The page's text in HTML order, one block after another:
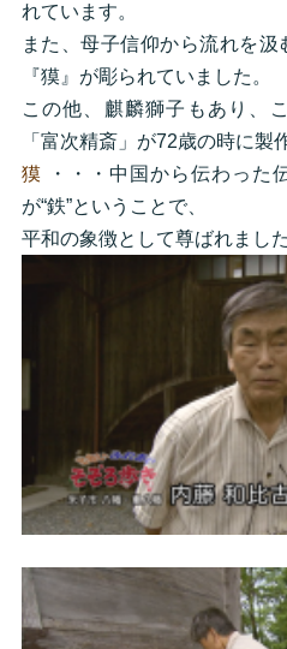
れています。
また、母子信仰から流れを
『獏』が彫られていました。
この他、麒麟獅子もあり、
「富次精斎」が72歳の時に製
獏 ・・・中国から伝わった
が“鉄”ということで、
平和の象徴として尊ばれました